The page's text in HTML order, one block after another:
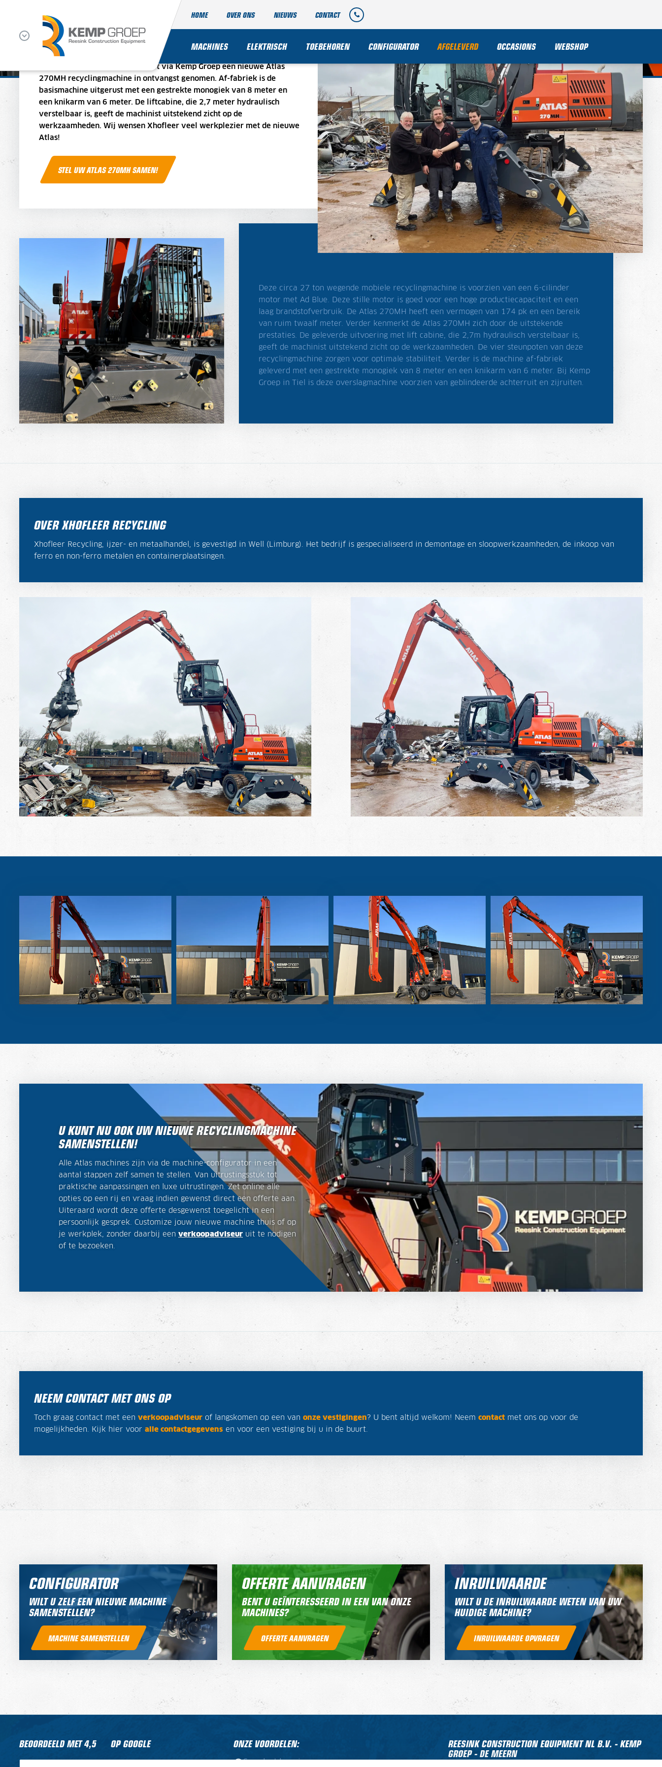
HOME OVER ONS NIEUWS CONTACT
MACHINES ELEKTRISCH TOEBEHOREN CONFIGURATOR AFGELEVERD OCCASIONS WEBSHOP
ATLAS 270MH VOOR XHOFLEER RECYCLING
Xhofleer Recycling uit Well heeft via Kemp Groep een nieuwe Atlas
270MH recyclingmachine in ontvangst genomen. Af-fabriek is de
basismachine uitgerust met een gestrekte monogiek van 8 meter en
een knikarm van 6 meter. De liftcabine, die 2,7 meter hydraulisch
verstelbaar is, geeft de machinist uitstekend zicht op de
werkzaamheden. Wij wensen Xhofleer veel werkplezier met de nieuwe
Atlas!
STEL UW ATLAS 270MH SAMEN!
Deze circa 27 ton wegende mobiele recyclingmachine is voorzien van een 6-cilinder
motor met Ad Blue. Deze stille motor is goed voor een hoge productiecapaciteit en een
laag brandstofverbruik. De Atlas 270MH heeft een vermogen van 174 pk en een bereik
van ruim twaalf meter. Verder kenmerkt de Atlas 270MH zich door de uitstekende
prestaties. De geleverde uitvoering met lift cabine, die 2,7m hydraulisch verstelbaar is,
geeft de machinist uitstekend zicht op de werkzaamheden. De vier steunpoten van deze
recyclingmachine zorgen voor optimale stabiliteit. Verder is de machine af-fabriek
geleverd met een gestrekte monogiek van 8 meter en een knikarm van 6 meter. Bij Kemp
Groep in Tiel is deze overslagmachine voorzien van geblindeerde achterruit en zijruiten.
OVER XHOFLEER RECYCLING
Xhofleer Recycling, ijzer- en metaalhandel, is gevestigd in Well (Limburg). Het bedrijf is gespecialiseerd in demontage en sloopwerkzaamheden, de inkoop van
ferro en non-ferro metalen en containerplaatsingen.
U KUNT NU OOK UW NIEUWE RECYCLINGMACHINE
SAMENSTELLEN!
Alle Atlas machines zijn via de machine-configurator in een
aantal stappen zelf samen te stellen. Van uitrustingsstuk tot
praktische aanpassingen en luxe uitrustingen. Zet online alle
opties op een rij en vraag indien gewenst direct een offerte aan.
Uiteraard wordt deze offerte desgewenst toegelicht in een
persoonlijk gesprek. Customize jouw nieuwe machine thuis of op
je werkplek, zonder daarbij een verkoopadviseur uit te nodigen
of te bezoeken.
NEEM CONTACT MET ONS OP
Toch graag contact met een verkoopadviseur of langskomen op een van onze vestigingen? U bent altijd welkom! Neem contact met ons op voor de
mogelijkheden. Kijk hier voor alle contactgegevens en voor een vestiging bij u in de buurt.
CONFIGURATOR
WILT U ZELF EEN NIEUWE MACHINE
SAMENSTELLEN?
MACHINE SAMENSTELLEN
OFFERTE AANVRAGEN
BENT U GEÏNTERESSEERD IN EEN VAN ONZE
MACHINES?
OFFERTE AANVRAGEN
INRUILWAARDE
WILT U DE INRUILWAARDE WETEN VAN UW
HUIDIGE MACHINE?
INRUILWAARDE OPVRAGEN
BEOORDEELD MET4,5 OP GOOGLE ONZE VOORDELEN:
Compleet leveringsprogramma
REESINK CONSTRUCTION EQUIPMENT NL B.V. - KEMP
GROEP - DE MEERN